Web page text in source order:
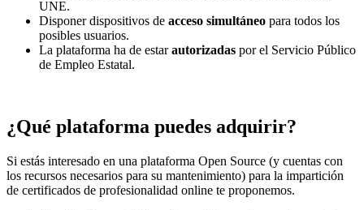
UNE.
Disponer dispositivos de acceso simultáneo para todos los
posibles usuarios.
La plataforma ha de estarautorizadas por el Servicio Público
de Empleo Estatal.
¿Qué plataforma puedes adquirir?
Si estás interesado en una plataforma Open Source (y cuentas con
los recursos necesarios para su mantenimiento) para la impartición
de certificados de profesionalidad online te proponemos.